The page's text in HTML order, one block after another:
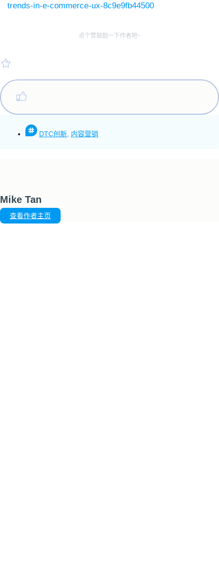
trends-in-e-commerce-ux-8c9e9fb44500
点个赞鼓励一下作者吧~
DTC创新 内容营销
Mike Tan
查看作者主页